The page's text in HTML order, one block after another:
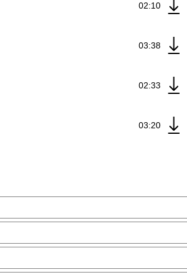
02:10
03:38
02:33
03:20